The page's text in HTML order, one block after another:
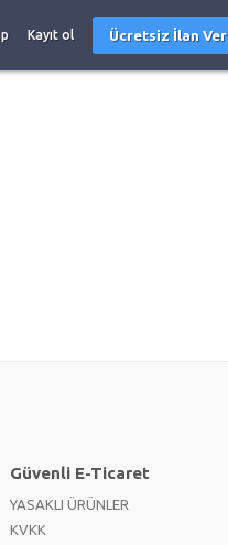
Kayıt ol Ücretsiz İlan Ver
Güvenli E-Ticaret
YASAKLI ÜRÜNLER
KVKK